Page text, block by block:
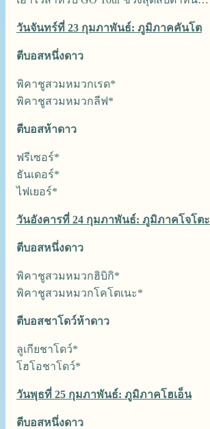
วันจันทร์ที่ 23 กุมภาพันธ์: ภูมิภาคคันโต
ตีบอสหนึ่งดาว
พิคาชูสวมหมวกเรด*
พิคาชูสวมหมวกลีฟ*
ตีบอสห้าดาว
ฟรีเซอร์*
ธันเดอร์*
ไฟเยอร์*
วันอังคารที่ 24 กุมภาพันธ์: ภูมิภาคโจโตะ
ตีบอสหนึ่งดาว
พิคาชูสวมหมวกฮิบิกิ*
พิคาชูสวมหมวกโคโตเนะ*
ตีบอสชาโดว์ห้าดาว
ลูเกียชาโดว์*
โฮโอชาโดว์*
วันพุธที่ 25 กุมภาพันธ์: ภูมิภาคโฮเอ็น
ตีบอสหนึ่งดาว